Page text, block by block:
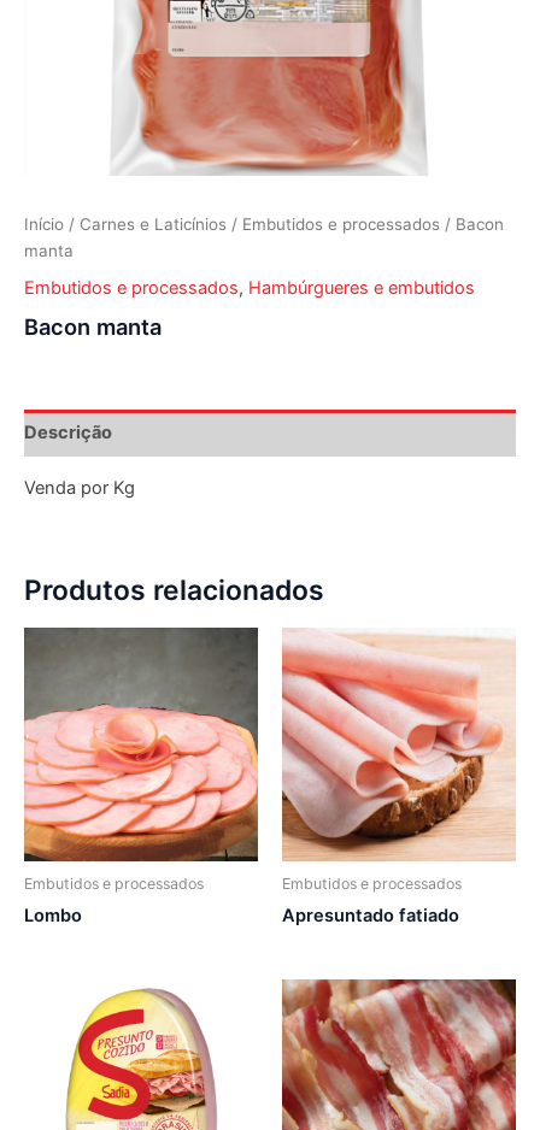
Início / Carnes e Laticínios / Embutidos e processados / Bacon
manta
Embutidos e processados, Hambúrgueres e embutidos
Bacon manta
Descrição
Venda por Kg
Produtos relacionados
Embutidos e processados
Lombo
Embutidos e processados
Apresuntado fatiado